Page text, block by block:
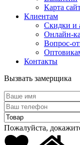
Карта
Клиентам
Скидки и
Онлайн-
Вопрос-
Контакты
Вызвать замерщика
Пожалуйста,